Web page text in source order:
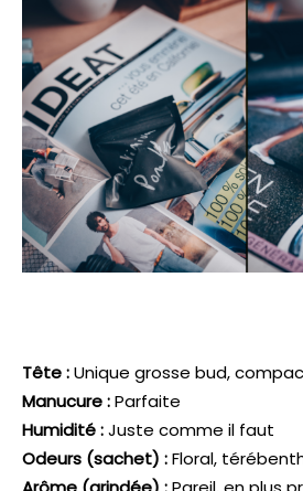
Tête :Unique grosse bud,
Manucure :Parfaite
Humidité :Juste comme il faut
Odeurs (sachet) :Floral,